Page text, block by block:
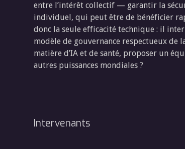
entre l’intérêt collectif — garantir la
individuel, qui peut être de bénéficier
donc la seule efficacité technique : il
modèle de gouvernance respectueux de
matière d’IA et de santé, proposer un
autres puissances mondiales ?
Intervenants